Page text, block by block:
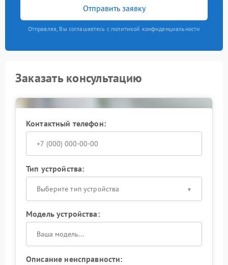
Отправить заявку
Отправляя, Вы соглашаетесь с политикой конфиденциальности
Заказать консультацию
Контактный телефон:
Тип устройства:
Выберите тип устройства
Модель устройства:
Описание неисправности: